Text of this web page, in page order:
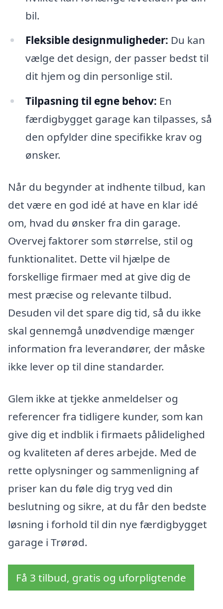
bil.
Fleksible designmuligheder: Du kan
vælge det design, der passer bedst til
dit hjem og din personlige stil.
Tilpasning til egne behov: En
færdigbygget garage kan tilpasses, så
den opfylder dine specifikke krav og
ønsker.
Når du begynder at indhente tilbud, kan
det være en god idé at have en klar idé
om, hvad du ønsker fra din garage.
Overvej faktorer som størrelse, stil og
funktionalitet. Dette vil hjælpe de
forskellige firmaer med at give dig de
mest præcise og relevante tilbud.
Desuden vil det spare dig tid, så du ikke
skal gennemgå unødvendige mænger
information fra leverandører, der måske
ikke lever op til dine standarder.
Glem ikke at tjekke anmeldelser og
referencer fra tidligere kunder, som kan
give dig et indblik i firmaets pålidelighed
og kvaliteten af deres arbejde. Med de
rette oplysninger og sammenligning af
priser kan du føle dig tryg ved din
beslutning og sikre, at du får den bedste
løsning i forhold til din nye færdigbygget
garage i Trørød.
Få 3 tilbud, gratis og uforpligtende